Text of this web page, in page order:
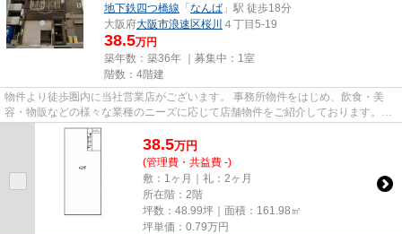
地下鉄四つ橋線 「なんば 」駅 徒歩18分
大阪府大阪市浪速区桜川 ４丁目5-19
38.5万円
築年数：築36年 ｜募集中： 1室
階数：4階建
物件より徒歩圏内に当社営業店がございます。 事務所物件をはじめ、飲食・美
容・物販などの様々な業種のニーズに応じて店舗物件をご紹介しております。
尚、弊社ではおとり広告は一切...
38.5万円
(管理費・共益費 -)
敷：1ヶ月｜礼：2ヶ月
所在階：2階
坪数：48.99坪｜面積：161.98㎡
坪単価： 0.79万円